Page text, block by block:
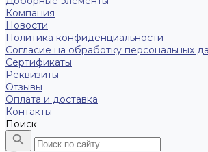
Компания
Новости
Политика конфиденциальности
Согласие на обработку персональных
Сертификаты
Реквизиты
Отзывы
Оплата и доставка
Контакты
Поиск